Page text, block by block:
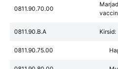
0811.90.70.00
0811.90.B.A Kirsid:
0811.90.75.00